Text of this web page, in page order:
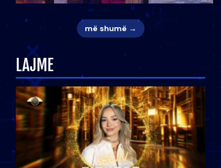
më shumë →
LAJME